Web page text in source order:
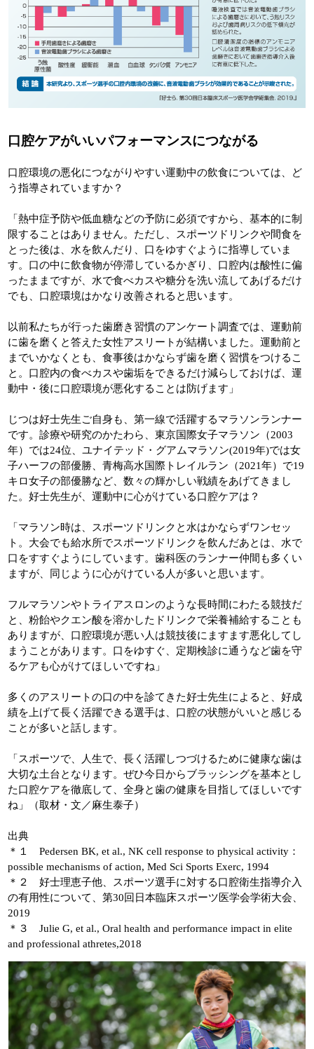
口腔ケアがいいパフォーマンスにつながる
口腔環境の悪化につながりやすい運動中の飲食については、ど
う指導されていますか？
「熱中症予防や低血糖などの予防に必須ですから、基本的に制
限することはありません。ただし、スポーツドリンクや間食を
とった後は、水を飲んだり、口をゆすぐように指導していま
す。口の中に飲食物が停滞しているかぎり、口腔内は酸性に偏
ったままですが、水で食べカスや糖分を洗い流してあげるだけ
でも、口腔環境はかなり改善されると思います。
以前私たちが行った歯磨き習慣のアンケート調査では、運動前
に歯を磨くと答えた女性アスリートが結構いました。運動前と
までいかなくとも、食事後はかならず歯を磨く習慣をつけるこ
と。口腔内の食べカスや歯垢をできるだけ減らしておけば、運
動中・後に口腔環境が悪化することは防げます」
じつは好士先生ご自身も、第一線で活躍するマラソンランナー
です。診療や研究のかたわら、東京国際女子マラソン（2003
年）では24位、ユナイテッド・グアムマラソン(2019年)では女
子ハーフの部優勝、青梅高水国際トレイルラン（2021年）で19
キロ女子の部優勝など、数々の輝かしい戦績をあげてきまし
た。好士先生が、運動中に心がけている口腔ケアは？
「マラソン時は、スポーツドリンクと水はかならずワンセッ
ト。大会でも給水所でスポーツドリンクを飲んだあとは、水で
口をすすぐようにしています。歯科医のランナー仲間も多くい
ますが、同じように心がけている人が多いと思います。
フルマラソンやトライアスロンのような長時間にわたる競技だ
と、粉飴やクエン酸を溶かしたドリンクで栄養補給することも
ありますが、口腔環境が悪い人は競技後にますます悪化してし
まうことがあります。口をゆすぐ、定期検診に通うなど歯を守
るケアも心がけてほしいですね」
多くのアスリートの口の中を診てきた好士先生によると、好成
績を上げて長く活躍できる選手は、口腔の状態がいいと感じる
ことが多いと話します。
「スポーツで、人生で、長く活躍しつづけるために健康な歯は
大切な土台となります。ぜひ今日からブラッシングを基本とし
た口腔ケアを徹底して、全身と歯の健康を目指してほしいです
ね」（取材・文／麻生泰子）
出典
＊１ Pedersen BK, et al., NK cell response to physical activity：
possible mechanisms of action, Med Sci Sports Exerc, 1994
＊２ 好士理恵子他、スポーツ選手に対する口腔衛生指導介入
の有用性について、第30回日本臨床スポーツ医学会学術大会、
2019
＊３ Julie G, et al., Oral health and performance impact in elite
and professional athretes,2018